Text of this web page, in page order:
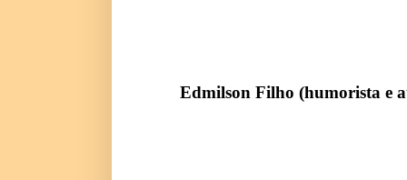
Edmilson Filho (humorista e